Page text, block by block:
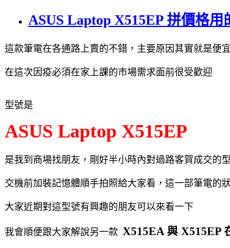
ASUS Laptop X515EP 拼價格
這款筆電在各通路上賣的不錯，主要原因其實就是便宜
在這次因疫必須在家上課的市場需求面前很受歡迎
型號是
ASUS Laptop X515EP
是我到商場找朋友，剛好半小時內對過路客賀成交的
交機前加裝記憶體順手拍照給大家看，這一部筆電的
大家近期對這型號有興趣的朋友可以來看一下
我會順便跟大家解說另一款 X515EA 與 X515EP